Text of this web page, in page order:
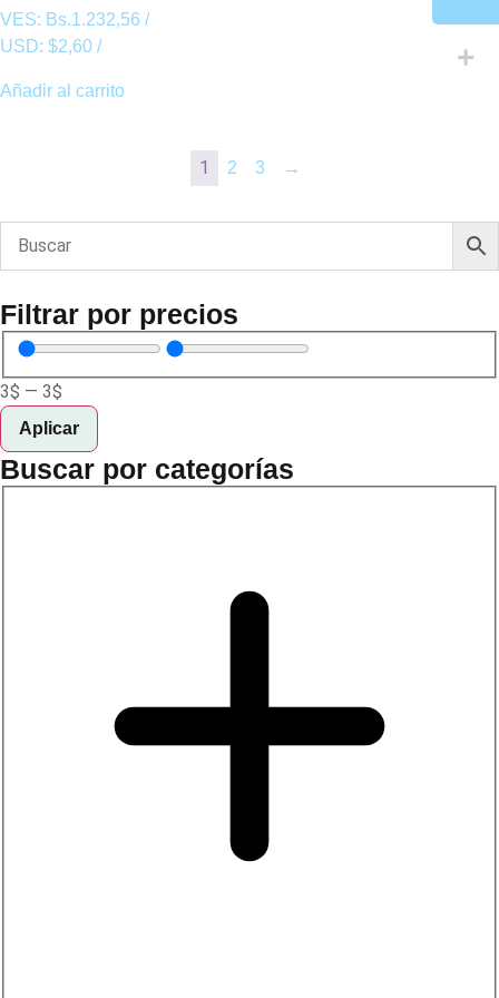
VES: Bs.1.232,56 /
USD: $2,60 /
Añadir al carrito
1 2 3 →
Filtrar por precios
3$ — 3$
Aplicar
Buscar por categorías